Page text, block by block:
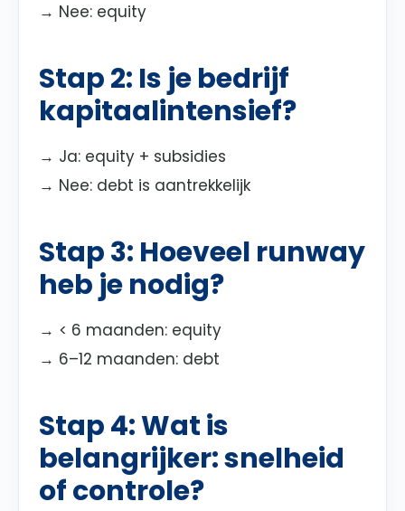
→ Nee: equity
Stap 2: Is je bedrijf
kapitaalintensief?
→ Ja: equity + subsidies
→ Nee: debt is aantrekkelijk
Stap 3: Hoeveel runway
heb je nodig?
→ < 6 maanden: equity
→ 6–12 maanden: debt
Stap 4: Wat is
belangrijker: snelheid
of controle?